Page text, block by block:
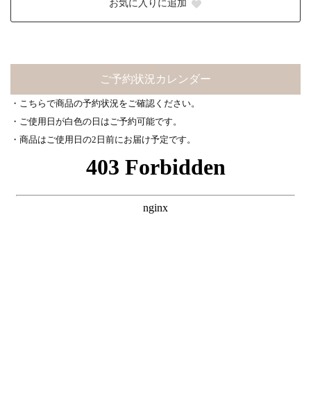
お気に入りに追加
ご予約状況カレンダー
・こちらで商品の予約状況をご確認ください。
・ご使用日が白色の日はご予約可能です。
・商品はご使用日の2日前にお届け予定です。